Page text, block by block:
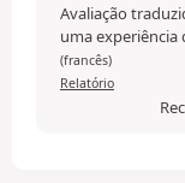
Avaliação
uma experiência
(francês)
Relatório